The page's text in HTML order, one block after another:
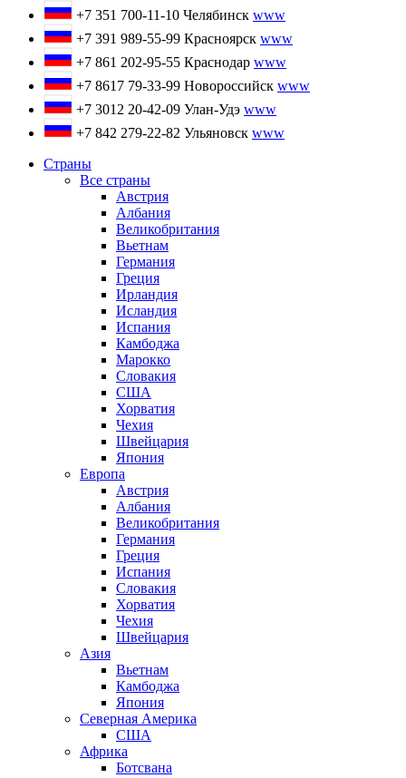
+7 351 700-11-10 Челябинск www
+7 391 989-55-99 Красноярск www
+7 861 202-95-55 Краснодар www
+7 8617 79-33-99 Новороссийск www
+7 3012 20-42-09 Улан-Удэ www
+7 842 279-22-82 Ульяновск www
Страны
Все страны
Австрия
Албания
Великобритания
Вьетнам
Германия
Греция
Ирландия
Исландия
Испания
Камбоджа
Марокко
Словакия
США
Хорватия
Чехия
Швейцария
Япония
Европа
Австрия
Албания
Великобритания
Германия
Греция
Испания
Словакия
Хорватия
Чехия
Швейцария
Азия
Вьетнам
Камбоджа
Япония
Северная Америка
США
Африка
Ботсвана